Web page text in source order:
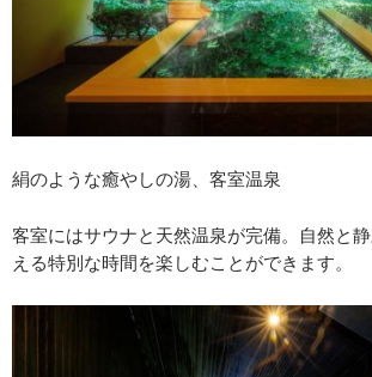
絹のような癒やしの湯、客室温泉
客室にはサウナと天然温泉が完備。自然と
える特別な時間を楽しむことができます。